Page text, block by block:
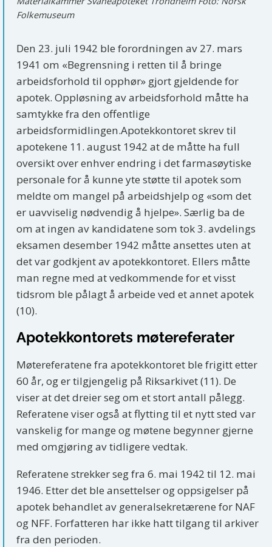
Folkemuseum
Den 23. juli 1942 ble forordningen av 27. mars
1941 om «Begrensning i retten til å bringe
arbeidsforhold til opphør» gjort gjeldende for
apotek. Oppløsning av arbeidsforhold måtte ha
samtykke fra den offentlige
arbeidsformidlingen.Apotekkontoret skrev til
apotekene 11. august 1942 at de måtte ha full
oversikt over enhver endring i det farmasøytiske
personale for å kunne yte støtte til apotek som
meldte om mangel på arbeidshjelp og «som det
er uavviselig nødvendig å hjelpe». Særlig ba de
om at ingen av kandidatene som tok 3. avdelings
eksamen desember 1942 måtte ansettes uten at
det var godkjent av apotekkontoret. Ellers måtte
man regne med at vedkommende for et visst
tidsrom ble pålagt å arbeide ved et annet apotek
(10).
Apotekkontorets møtereferater
Møtereferatene fra apotekkontoret ble frigitt etter
60 år, og er tilgjengelig på Riksarkivet (11). De
viser at det dreier seg om et stort antall pålegg.
Referatene viser også at flytting til et nytt sted var
vanskelig for mange og møtene begynner gjerne
med omgjøring av tidligere vedtak.
Referatene strekker seg fra 6. mai 1942 til 12. mai
1946. Etter det ble ansettelser og oppsigelser på
apotek behandlet av generalsekretærene for NAF
og NFF. Forfatteren har ikke hatt tilgang til arkiver
fra den perioden.